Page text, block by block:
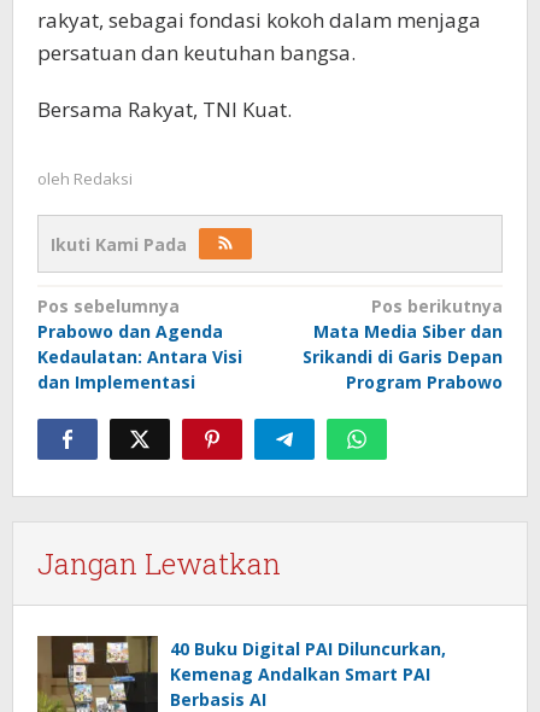
rakyat, sebagai fondasi kokoh dalam menjaga
persatuan dan keutuhan bangsa.
Bersama Rakyat, TNI Kuat.
oleh Redaksi
Ikuti Kami Pada
Navigasi
pos
Pos sebelumnya
Prabowo dan Agenda
Kedaulatan: Antara Visi
dan Implementasi
Pos berikutnya
Mata Media Siber dan
Srikandi di Garis Depan
Program Prabowo
Jangan Lewatkan
40 Buku Digital PAI Diluncurkan,
Kemenag Andalkan Smart PAI
Berbasis AI